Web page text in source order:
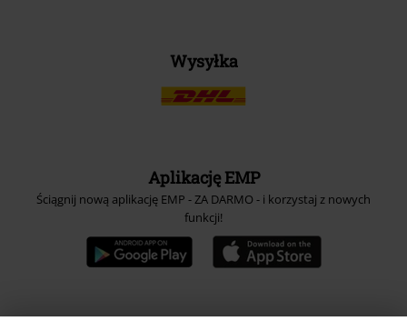
Wysyłka
Aplikację EMP
Ściągnij nową aplikację EMP - ZA DARMO - i korzystaj z nowych
funkcji!